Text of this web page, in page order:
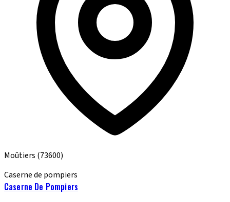
Moûtiers (73600)
Caserne de pompiers
Caserne De Pompiers